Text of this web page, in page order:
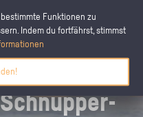
Funktionen zu
Indem du fortfährst, stimmst